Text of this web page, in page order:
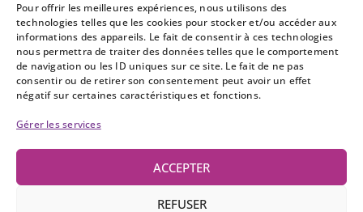
Pour offrir les meilleures expériences, nous utilisons des
technologies telles que les cookies pour stocker et/ou accéder aux
informations des appareils. Le fait de consentir à ces technologies
nous permettra de traiter des données telles que le comportement
de navigation ou les ID uniques sur ce site. Le fait de ne pas
consentir ou de retirer son consentement peut avoir un effet
négatif sur certaines caractéristiques et fonctions.
Gérer les services
ACCEPTER
REFUSER
Newsletter
Abonnez-vous pour recevoir notre
newsletter et les agendas de nos
voyants